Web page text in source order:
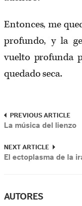
Entonces, me
profundo, y la
vuelto profunda
quedado seca.
PREVIOUS ARTICLE
La música del lienzo
NEXT ARTICLE
El ectoplasma de la
AUTORES